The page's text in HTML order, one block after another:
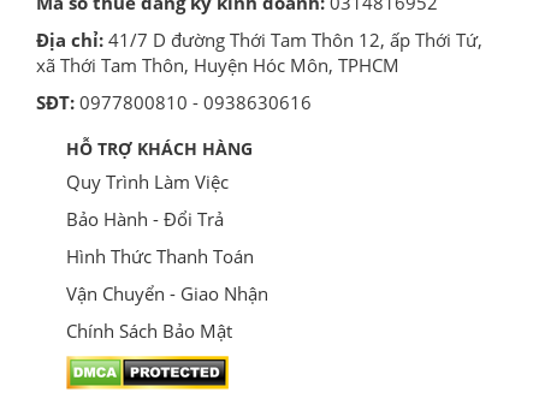
Địa chỉ: 41/7 D đường Thới Tam Thôn 12, ấp Thới Tứ,
xã Thới Tam Thôn, Huyện Hóc Môn, TPHCM
SĐT: 0977800810 - 0938630616
HỖ TRỢ KHÁCH HÀNG
Quy Trình Làm Việc
Bảo Hành - Đổi Trả
Hình Thức Thanh Toán
Vận Chuyển - Giao Nhận
Chính Sách Bảo Mật